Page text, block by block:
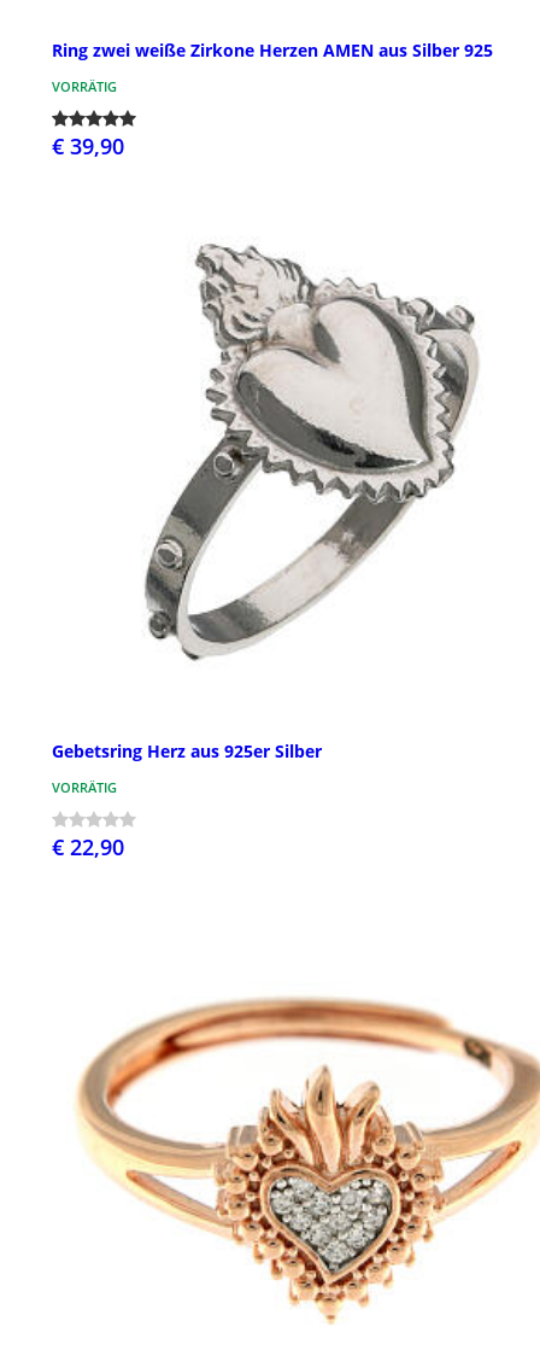
Ring zwei weiße Zirkone Herzen AMEN aus Silber 925
VORRÄTIG
€ 39,90
Gebetsring Herz aus 925er Silber
VORRÄTIG
€ 22,90